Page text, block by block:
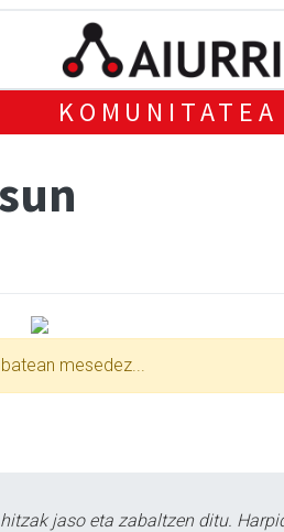
KOMUNITATEA
mesedez...
jaso eta zabaltzen ditu.